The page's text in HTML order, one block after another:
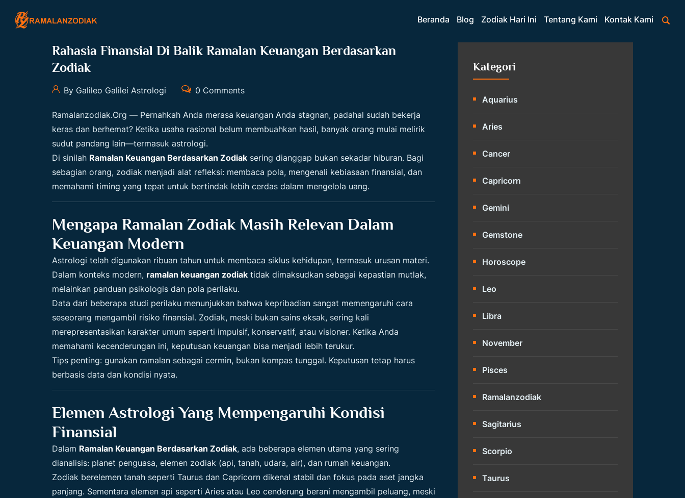
Beranda Blog Zodiak Hari Ini Tentang Kami Kontak Kami
Rahasia Finansial Di Balik Ramalan Keuangan Berdasarkan
Zodiak
By Galileo Galilei Astrologi 0 Comments
Ramalanzodiak.org — Pernahkah Anda merasa keuangan Anda stagnan, padahal sudah bekerja
keras dan berhemat? Ketika usaha rasional belum membuahkan hasil, banyak orang mulai melirik
sudut pandang lain—termasuk astrologi.
Di sinilah Ramalan Keuangan Berdasarkan Zodiak sering dianggap bukan sekadar hiburan. Bagi
sebagian orang, zodiak menjadi alat refleksi: membaca pola, mengenali kebiasaan finansial, dan
memahami timing yang tepat untuk bertindak lebih cerdas dalam mengelola uang.
Mengapa Ramalan Zodiak Masih Relevan Dalam
Keuangan Modern
Astrologi telah digunakan ribuan tahun untuk membaca siklus kehidupan, termasuk urusan materi.
Dalam konteks modern, ramalan keuangan zodiak tidak dimaksudkan sebagai kepastian mutlak,
melainkan panduan psikologis dan pola perilaku.
Data dari beberapa studi perilaku menunjukkan bahwa kepribadian sangat memengaruhi cara
seseorang mengambil risiko finansial. Zodiak, meski bukan sains eksak, sering kali
merepresentasikan karakter umum seperti impulsif, konservatif, atau visioner. Ketika Anda
memahami kecenderungan ini, keputusan keuangan bisa menjadi lebih terukur.
Tips penting: gunakan ramalan sebagai cermin, bukan kompas tunggal. Keputusan tetap harus
berbasis data dan kondisi nyata.
Elemen Astrologi Yang Mempengaruhi Kondisi
Finansial
Dalam Ramalan Keuangan Berdasarkan Zodiak, ada beberapa elemen utama yang sering
dianalisis: planet penguasa, elemen zodiak (api, tanah, udara, air), dan rumah keuangan.
Zodiak berelemen tanah seperti Taurus dan Capricorn dikenal stabil dan fokus pada aset jangka
panjang. Sementara elemen api seperti Aries atau Leo cenderung berani mengambil peluang, meski
Kategori
Aquarius
Aries
Cancer
Capricorn
Gemini
Gemstone
Horoscope
Leo
Libra
November
Pisces
Ramalanzodiak
Sagitarius
Scorpio
Taurus